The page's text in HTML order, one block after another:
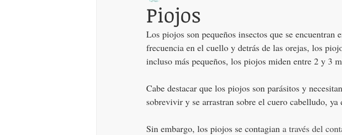
Piojos
Los piojos son pequeños insectos que se
frecuencia en el cuello y detrás de las orejas, los
incluso más pequeños, los piojos miden entre 2 y 3
Cabe destacar que los piojos son parásitos y
sobrevivir y se arrastran sobre el cuero cabelludo, ya
Sin embargo, los piojos se contagian a través del